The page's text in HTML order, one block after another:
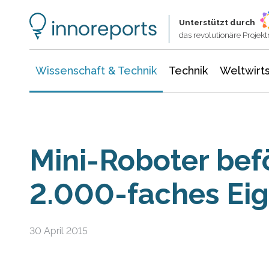
Unterstützt durch
das revolutionäre
Wissenschaft & Technik Technik
Mini-Roboter
2.000-faches
30 April 2015